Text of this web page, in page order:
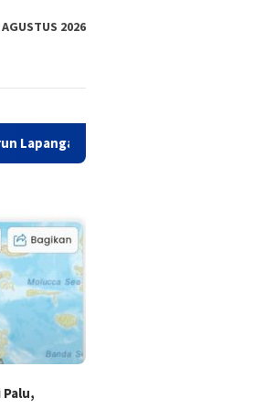
2026
Hadiri Rakor, Biro Organisasi
Palu,